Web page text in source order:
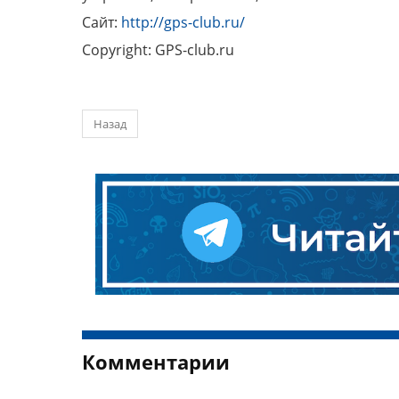
Сайт: http://gps-club.ru/
Copyright: GPS-club.ru
Назад
Комментарии